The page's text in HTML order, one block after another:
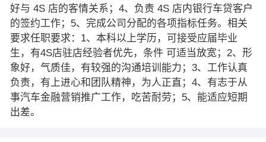
好与 4S 店的客情关系；4、负责 4S 店内银行车贷客户
的签约工作；5、完成公司分配的各项指标任务。相关
要求任职要求：1、本科以上学历，可接受应届毕业
生，有4S店驻店经验者优先，条件 可适当放宽；2、形
象好，气质佳，有较强的沟通培训能力；3、工作认真
负责，有上进心和团队精神，为人正直；4、有志于从
事汽车金融营销推广工作，吃苦耐劳；5、能适应短期
出差。